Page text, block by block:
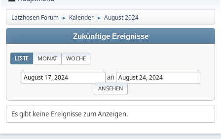
Latzhosen Forum ► Kalender ► August 2024
Zukünftige Ereignisse
LISTE MONAT WOCHE
an
Es gibt keine Ereignisse zum Anzeigen.